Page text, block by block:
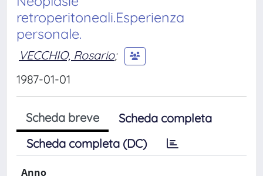
retroperitoneali.Esperienza
personale.
VECCHIO, Rosario;
1987-01-01
Scheda breve
Scheda completa
Scheda completa (DC)
Anno